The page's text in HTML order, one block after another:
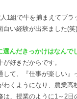
1組で牛を捕まえてブ
白い経験が出来ました(笑)
選んだきっかけはなんで
好きだからです。
て、『仕事が楽しい』
わくようになり、農業
は、授業のように1～2